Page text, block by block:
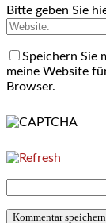
Bitte geben Sie
Speichern Sie
meine Website
Browser.